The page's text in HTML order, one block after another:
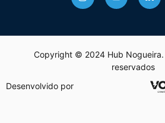
Copyright © 2024 Hub
reservados
Desenvolvido por